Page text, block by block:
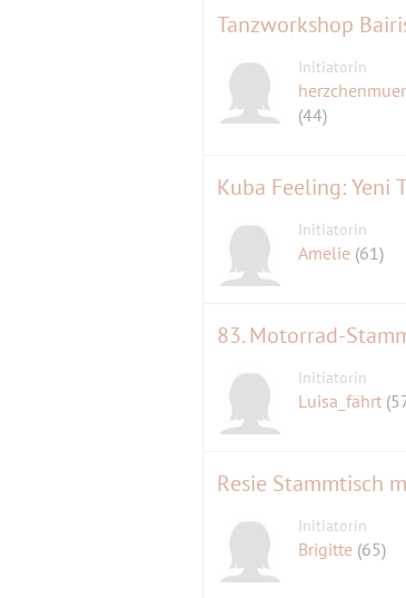
Tanzworkshop
Initiatorin
(44)
Kuba Feeling: Yeni
Initiatorin
Amelie (61)
83. Motorrad-
Initiatorin
Luisa_fährt
Resie Stammtisch
Initiatorin
Brigitte (65)